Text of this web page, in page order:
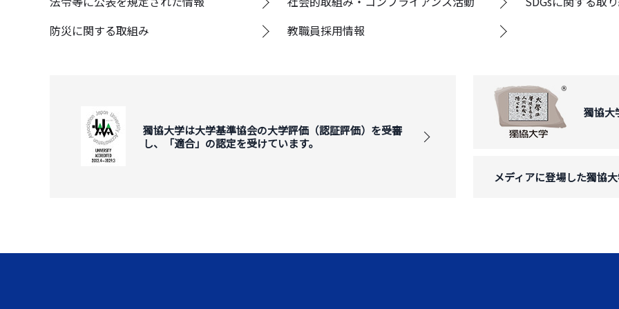
防災に関する取組み
教職員採用情報
獨協大学は大学基準協会の大学評価（認証評価）を受審
し、「適合」の認定を受けています。
獨協大
メディアに登場した獨協